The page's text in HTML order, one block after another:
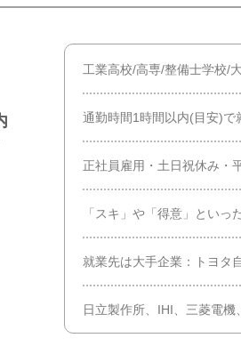
工業高校/高専/整備士学校/
通勤時間1時間以内(目安)
正社員雇用・土日祝休み・
「スキ」や「得意」といっ
就業先は大手企業：トヨタ
日立製作所、IHI、三菱電